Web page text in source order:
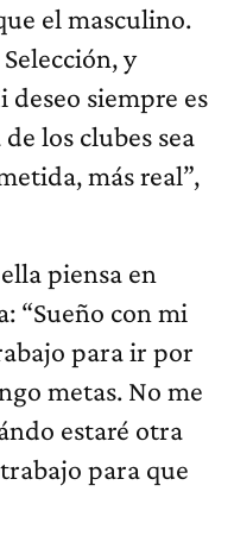
el masculino.
y
siempre es
los clubes sea
más real”,
piensa en
“Sueño con mi
para ir por
metas. No me
estaré otra
para que